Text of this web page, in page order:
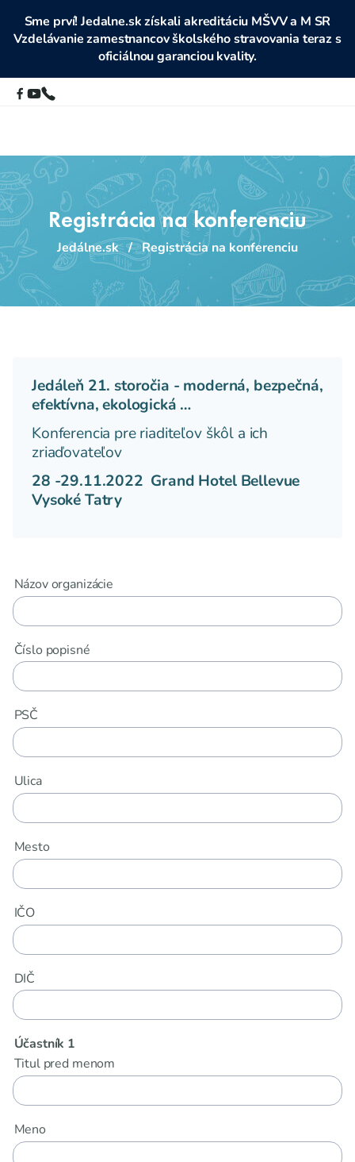
Sme prví! Jedalne.sk získali akreditáciu MŠVV a M SR
Vzdelávanie zamestnancov školského stravovania teraz s
oficiálnou garanciou kvality.
Registrácia na konferenciu
Jedálne.sk / Registrácia na konferenciu
Jedáleň 21. storočia - moderná, bezpečná,
efektívna, ekologická …
Konferencia pre riaditeľov škôl a ich
zriaďovateľov
28 -29.11.2022 Grand Hotel Bellevue
Vysoké Tatry
Názov organizácie
Číslo popisné
PSČ
Ulica
Mesto
IČO
DIČ
Účastník 1
Titul pred menom
Meno